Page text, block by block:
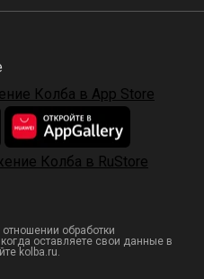
обработки
оставляете свои данные в
kolba.ru.